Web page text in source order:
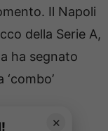
Il Napoli
della Serie A,
ha segnato
‘combo’
✕